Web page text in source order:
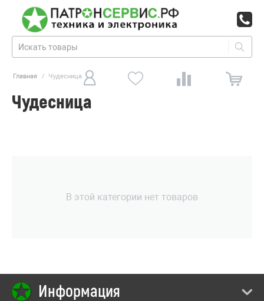
Главная / Чудесница
Чудесница
В этой категории нет товаров
Информация